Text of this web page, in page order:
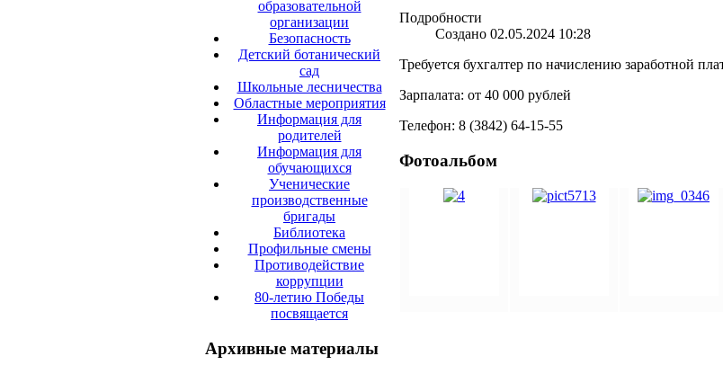
образовательной
организации
Безопасность
Детский ботанический
сад
Школьные лесничества
Областные мероприятия
Информация для
родителей
Информация для
обучающихся
Ученические
производственные
бригады
Библиотека
Профильные смены
Противодействие
коррупции
80-летию Победы
посвящается
Архивные материалы
Подробности
Создано 02.05.2024 10:28
Требуется бухгалтер по начислению заработной
Зарпалата: от 40 000 рублей
Телефон: 8 (3842) 64-15-55
Фотоальбом